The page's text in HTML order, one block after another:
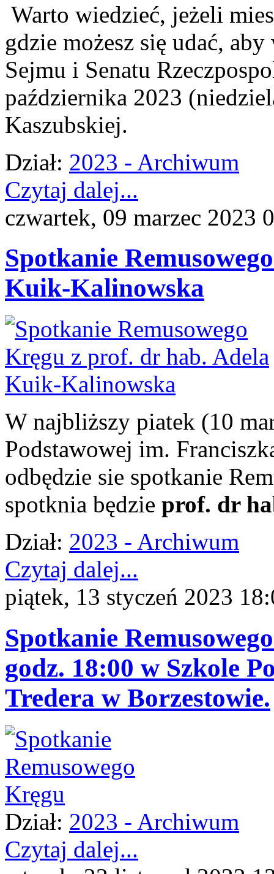
Warto wiedzieć, jeżeli
gdzie możesz się udać,
Sejmu i Senatu
października 2023
Kaszubskiej.
Dział: 2023 - Archiwum
Czytaj dalej...
czwartek, 09 marzec 2023
Spotkanie
Kuik-Kalinowska
W najbliższy piatek (10
Podstawowej im.
odbędzie sie spotkanie
spotknia będzie prof. dr
Dział: 2023 - Archiwum
Czytaj dalej...
piątek, 13 styczeń 2023
Spotkanie
godz. 18:00 w Szkole
Tredera w Borzestowie.
Dział: 2023 - Archiwum
Czytaj dalej...